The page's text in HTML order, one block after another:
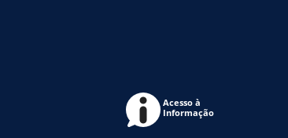
Acesso à
Informação